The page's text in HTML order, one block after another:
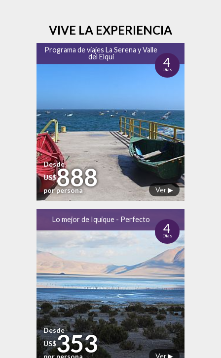
VIVE LA EXPERIENCIA
Programa de viajes La Serena y Valle
del Elqui
4
Días
Ver ▶
Desde
US$888
por persona
Lo mejor de Iquique - Perfecto
4
Días
Ver ▶
Desde
US$353
por persona